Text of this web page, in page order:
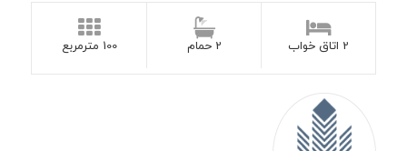
100 مترمربع